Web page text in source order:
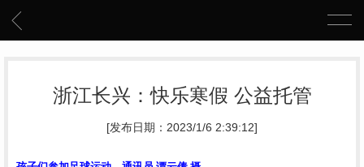
浙江长兴：快乐寒假 公益托管
[发布日期：2023/1/6 2:39:12]